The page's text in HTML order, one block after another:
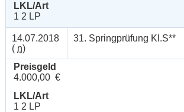
LKL/Art
1 2 LP
14.07.2018
( n)
31. Springprüfung Kl.S**
Preisgeld
4.000,00 €
LKL/Art
1 2 LP